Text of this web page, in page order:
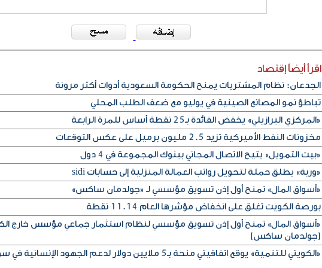
اقرأ أيضاًإقتصاد
الجدعان: نظام المشتريات يمنح الحكومة السعودية أدوات أكثر مرونة
تباطؤ نمو المصانع الصينية في يوليو مع ضعف الطلب المحلي
«المركزي البرازيلي» يخفض الفائدة بـ25 نقطة أساس للمرة الرابعة
مخزونات النفط الأميركية تزيد 2.5 مليون برميل على عكس التوقعات
«بيت التمويل» يتيح الاتصال المجاني ببنوك المجموعة في 4 دول
«وربة» يطلق حملة لتحويل رواتب العمالة المنزلية إلى حسابات sidi
«أسواق المال» تمنح أول إذن تسويق مؤسسي لـ «جولدمان ساكس»
بورصة الكويت تغلق على انخفاض مؤشرها العام 11.14 نقطة
«أسواق المال» تمنح أول إذن تسويق مؤسسي لنظام استثمار جماعي مؤسس خارج
(جولدمان ساكس)
«الكويتي للتنمية» يوقع اتفاقيتي منحة بـ5 ملايين دولار لدعم الجهود الإنسانية في سوريا وأفغانستان